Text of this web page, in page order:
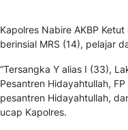
Kapolres Nabire AKBP
berinsial MRS (14), pelajar
“Tersangka Y alias I (33),
Pesantren Hidayahtullah,
pesantren Hidayahtullah,
ucap Kapolres.